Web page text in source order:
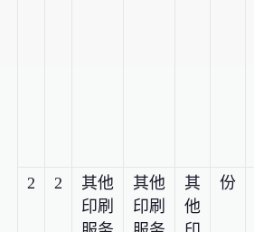
2 2
其他
印刷
其他
印刷
其
他
份